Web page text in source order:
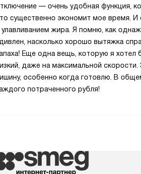
— очень удобная функция,
существенно экономит мое время.
улавливанием жира. Я помню, как
насколько хорошо вытяжка
Еще одна вещь, которую я
даже на максимальной
особенно когда готовлю. В
потраченного рубля!